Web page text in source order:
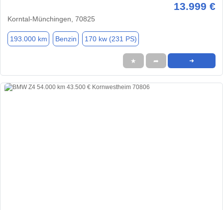
13.999 €
Korntal-Münchingen, 70825
193.000 km Benzin 170 kw (231 PS)
★ ➦ ➜